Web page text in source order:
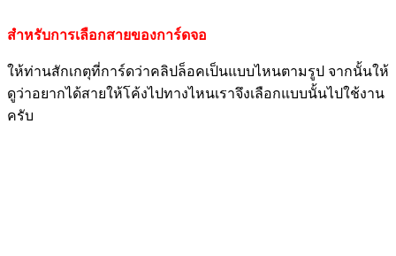
สำหรับการเลือกสายของการ์ดจอ
ให้ท่านสักเกตุที่การ์ดว่าคลิปล็อคเป็นแบบไหนตามรูป จากนั้นให้
ดูว่าอยากได้สายให้โค้งไปทางไหนเราจึงเลือกแบบนั้นไปใช้งาน
ครับ